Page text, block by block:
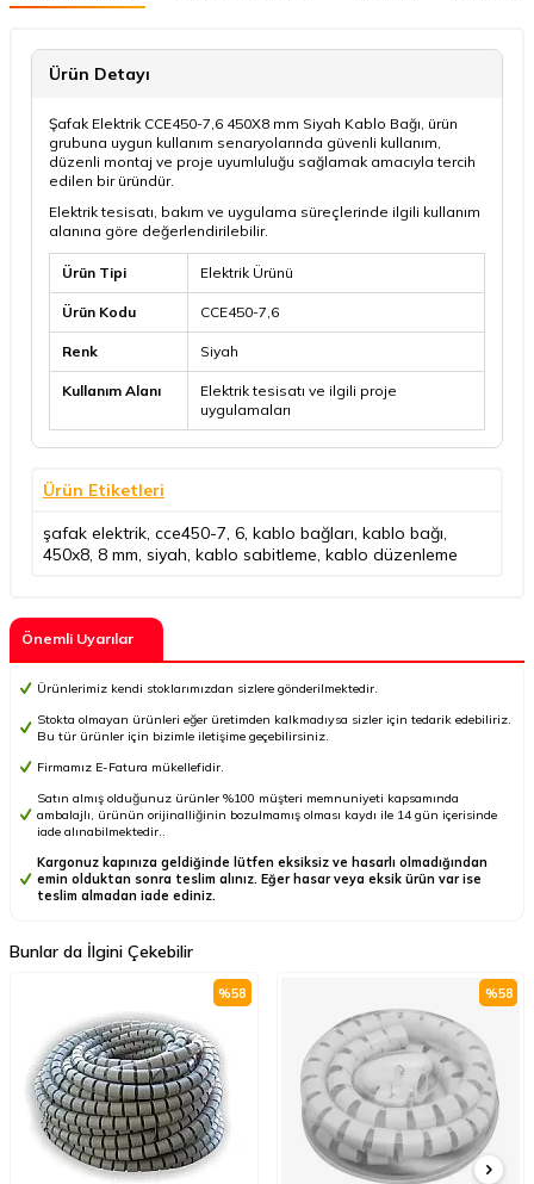
Ürün Detayı
Şafak Elektrik CCE450-7,6 450X8 mm Siyah Kablo Bağı, ürün
grubuna uygun kullanım senaryolarında güvenli kullanım,
düzenli montaj ve proje uyumluluğu sağlamak amacıyla tercih
edilen bir üründür.
Elektrik tesisatı, bakım ve uygulama süreçlerinde ilgili kullanım
alanına göre değerlendirilebilir.
Ürün Tipi Elektrik Ürünü
Ürün Kodu CCE450-7,6
Renk Siyah
Kullanım Alanı
Elektrik tesisatı ve ilgili proje
uygulamaları
Ürün Etiketleri
şafak elektrik, cce450-7, 6, kablo bağları, kablo bağı,
450x8, 8 mm, siyah, kablo sabitleme, kablo düzenleme
Önemli Uyarılar
Ürünlerimiz kendi stoklarımızdan sizlere gönderilmektedir.
Stokta olmayan ürünleri eğer üretimden kalkmadıysa sizler için tedarik edebiliriz.
Bu tür ürünler için bizimle iletişime geçebilirsiniz.
Firmamız E-Fatura mükellefidir.
Satın almış olduğunuz ürünler %100 müşteri memnuniyeti kapsamında
ambalajlı, ürünün orijinalliğinin bozulmamış olması kaydı ile 14 gün içerisinde
iade alınabilmektedir..
Kargonuz kapınıza geldiğinde lütfen eksiksiz ve hasarlı olmadığından
emin olduktan sonra teslim alınız. Eğer hasar veya eksik ürün var ise
teslim almadan iade ediniz.
Bunlar da İlgini Çekebilir
%58 %58